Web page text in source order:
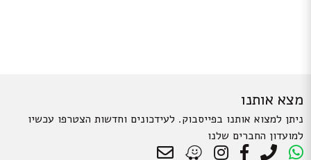
מצא אותנו
ניתן למצוא אותנו בפייסבוק. לעידכונים וחדשות הצטרפו עכשיו
למועדון החברים שלנו